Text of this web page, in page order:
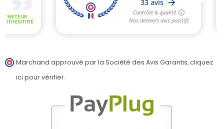
Marchand approuvé par la Société des Avis Garantis,cliquez
ici pour vérifier.